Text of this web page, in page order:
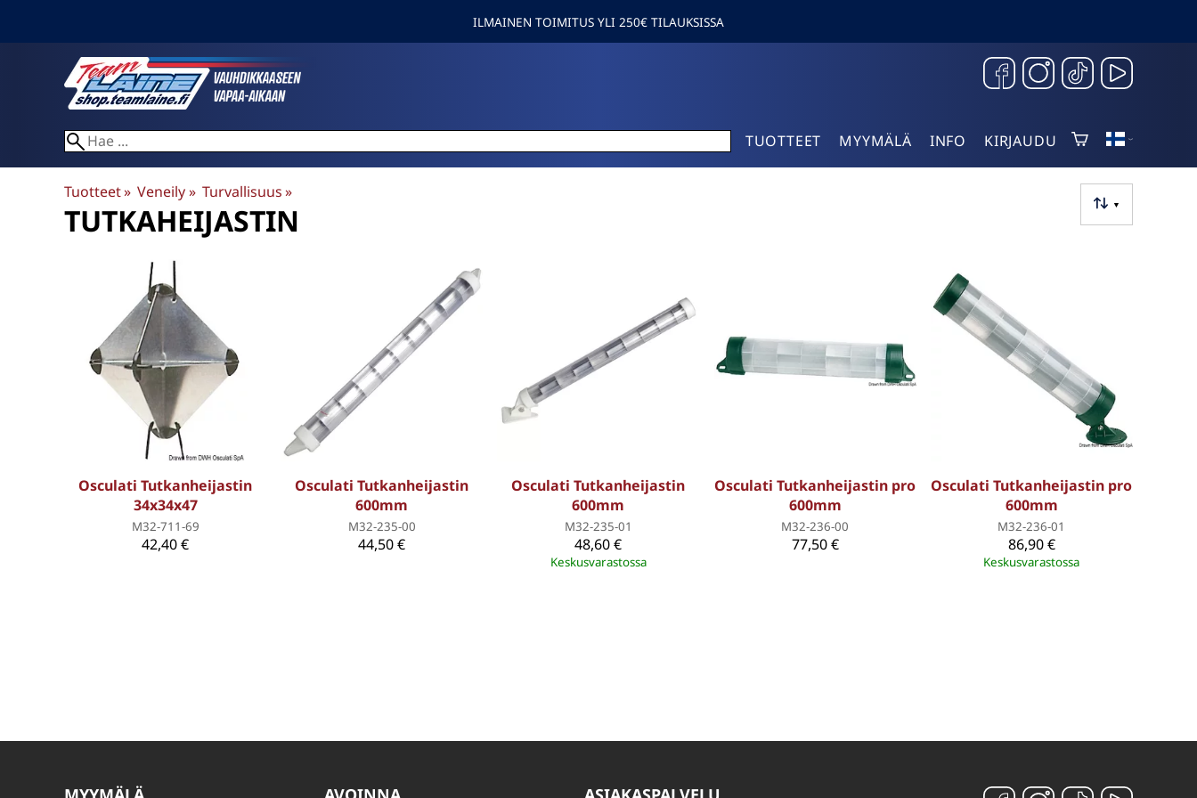
ILMAINEN TOIMITUS YLI 250€ TILAUKSISSA
TUOTTEET MYYMÄLÄ INFO KIRJAUDU
Tuotteet‪» Veneily‪» Turvallisuus‪»
▼
TUTKAHEIJASTIN
Osculati Tutkanheijastin
34x34x47
M32-711-69
42,40 €
Osculati Tutkanheijastin
600mm
M32-235-00
44,50 €
Osculati Tutkanheijastin
600mm
M32-235-01
48,60 €
Keskusvarastossa
Osculati Tutkanheijastin pro
600mm
M32-236-00
77,50 €
Osculati Tutkanheijastin pro
600mm
M32-236-01
86,90 €
Keskusvarastossa